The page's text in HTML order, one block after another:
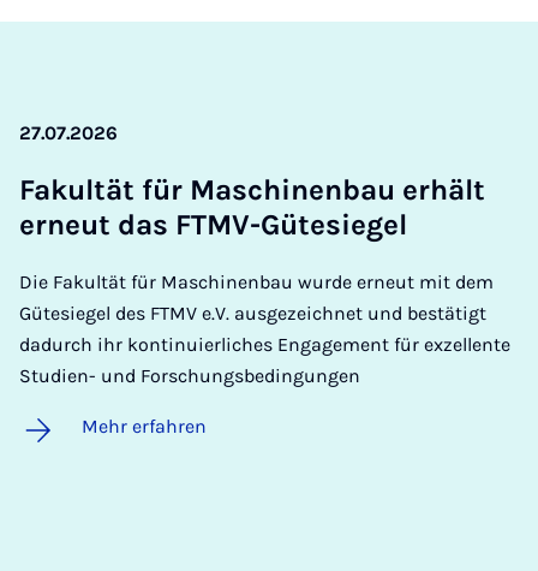
27.07.2026
Fa­kul­tät für Ma­schi­nen­bau er­hält
er­neut das FTMV-Gü­te­sie­gel
Die Fakultät für Maschinenbau wurde erneut mit dem
Gütesiegel des FTMV e.V. ausgezeichnet und bestätigt
dadurch ihr kontinuierliches Engagement für exzellente
Studien- und Forschungsbedingungen
Mehr erfahren